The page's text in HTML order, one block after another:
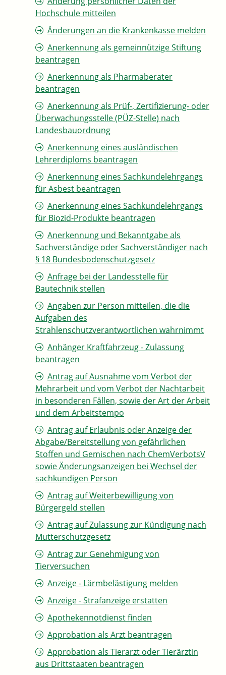
Hochschule mitteilen
Änderungen an die Krankenkasse melden
Anerkennung als gemeinnützige Stiftung
beantragen
Anerkennung als Pharmaberater
beantragen
Anerkennung als Prüf-, Zertifizierung- oder
Überwachungsstelle (PÜZ-Stelle) nach
Landesbauordnung
Anerkennung eines ausländischen
Lehrerdiploms beantragen
Anerkennung eines Sachkundelehrgangs
für Asbest beantragen
Anerkennung eines Sachkundelehrgangs
für Biozid-Produkte beantragen
Anerkennung und Bekanntgabe als
Sachverständige oder Sachverständiger nach
§ 18 Bundesbodenschutzgesetz
Anfrage bei der Landesstelle für
Bautechnik stellen
Angaben zur Person mitteilen, die die
Aufgaben des
Strahlenschutzverantwortlichen wahrnimmt
Anhänger Kraftfahrzeug - Zulassung
beantragen
Antrag auf Ausnahme vom Verbot der
Mehrarbeit und vom Verbot der Nachtarbeit
in besonderen Fällen, sowie der Art der Arbeit
und dem Arbeitstempo
Antrag auf Erlaubnis oder Anzeige der
Abgabe/Bereitstellung von gefährlichen
Stoffen und Gemischen nach ChemVerbotsV
sowie Änderungsanzeigen bei Wechsel der
sachkundigen Person
Antrag auf Weiterbewilligung von
Bürgergeld stellen
Antrag auf Zulassung zur Kündigung nach
Mutterschutzgesetz
Antrag zur Genehmigung von
Tierversuchen
Anzeige - Lärmbelästigung melden
Anzeige - Strafanzeige erstatten
Apothekennotdienst finden
Approbation als Arzt beantragen
Approbation als Tierarzt oder Tierärztin
aus Drittstaaten beantragen